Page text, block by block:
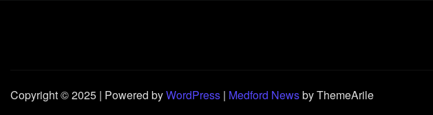
Copyright © 2025 | Powered byWordPress | Medford Newsby ThemeArile